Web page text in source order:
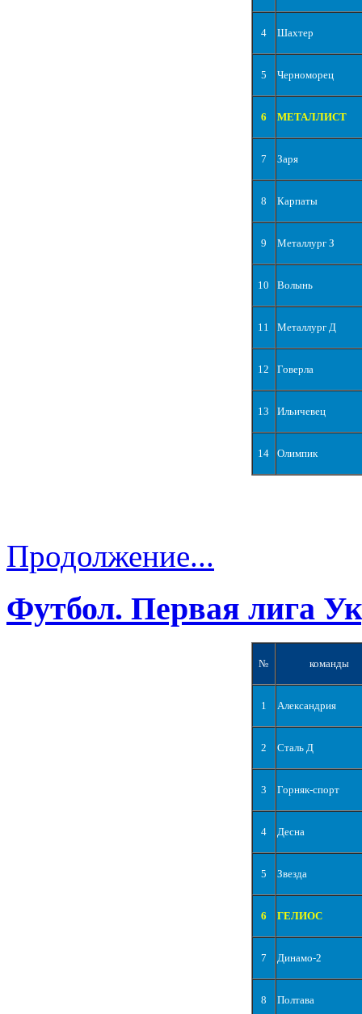
4 Шахтер
5 Черноморец
6 МЕТАЛЛИСТ
7 Заря
8 Карпаты
9 Металлург З
10 Волынь
11 Металлург Д
12 Говерла
13 Ильичевец
14 Олимпик
Продолжение...
Футбол. Первая лига
№ команды
1 Александрия
2 Сталь Д
3 Горняк-спорт
4 Десна
5 Звезда
6 ГЕЛИОС
7 Динамо-2
8 Полтава